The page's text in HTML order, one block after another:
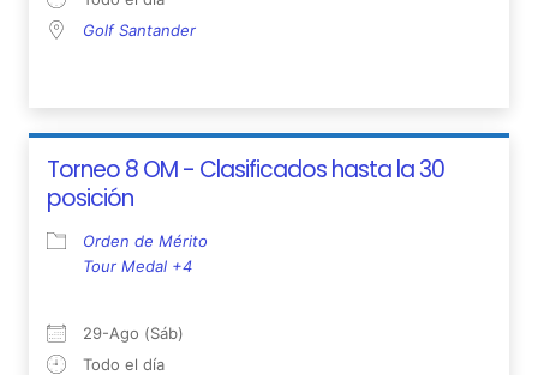
Golf Santander
Torneo 8 OM - Clasificados hasta la 30
posición
Orden de Mérito
Tour Medal +4
29-Ago (Sáb)
Todo el día